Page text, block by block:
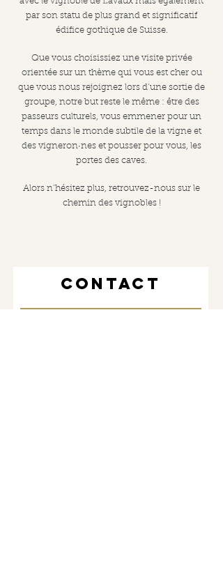
par son statu de plus grand et significatif
édifice gothique de Suisse.
Que vous choisissiez une visite privée
orientée sur un thème qui vous est cher ou
que vous nous rejoignez lors d’une sortie de
groupe, notre but reste le même : être des
passeurs culturels, vous emmener pour un
temps dans le monde subtile de la vigne et
des vigneron·nes et pousser pour vous, les
portes des caves.
Alors n’hésitez plus, retrouvez-nous sur le
chemin des vignobles !
CONTACT